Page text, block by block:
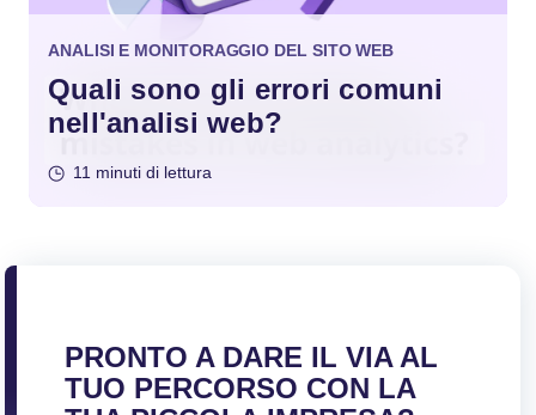
ANALISI E MONITORAGGIO DEL SITO WEB
Quali sono gli errori comuni
nell'analisi web?
11 minuti di lettura
PRONTO A DARE IL VIA AL
TUO PERCORSO CON LA